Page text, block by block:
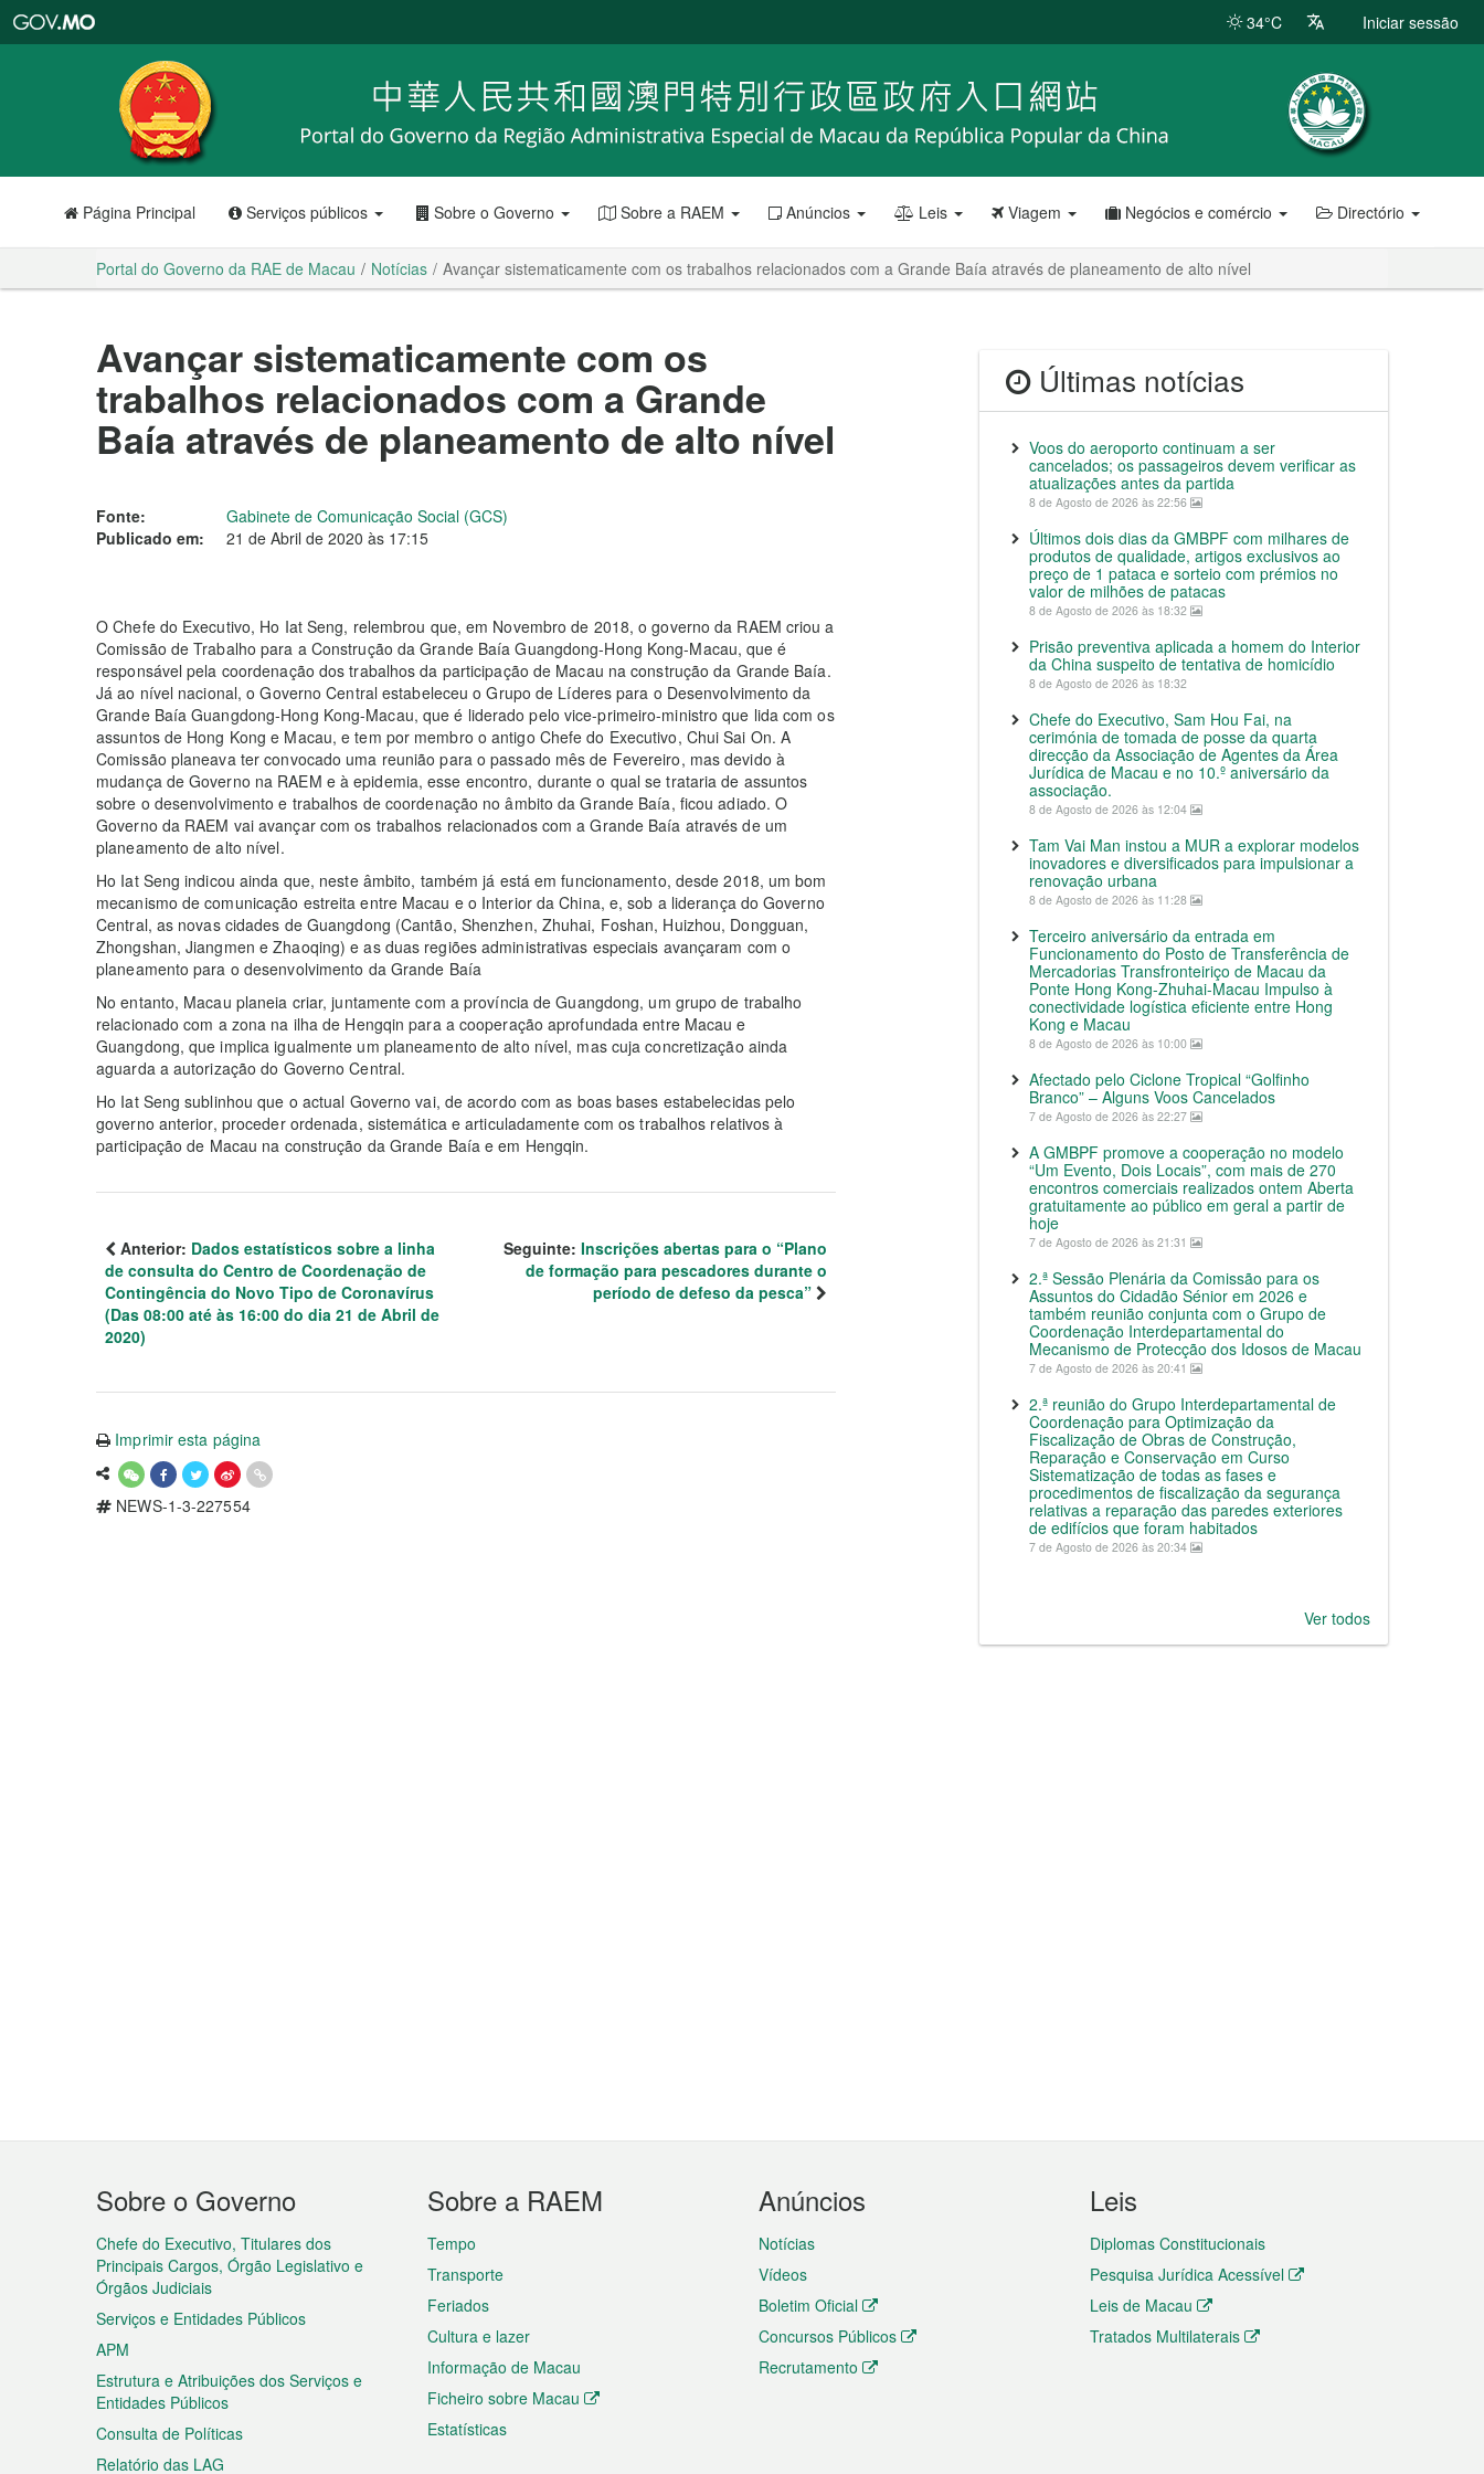
RAE
de
Macau
34°C Iniciar sessão
Página Principal Serviços públicos Sobre o Governo Sobre a RAEM Anúncios Leis Viagem Negócios e comércio Directório
Portal do Governo da RAE de Macau Notícias Avançar sistematicamente com os trabalhos relacionados com a Grande Baía através de planeamento de alto nível
Avançar sistematicamente com os
trabalhos relacionados com a Grande
Baía através de planeamento de alto nível
Fonte:
Gabinete de Comunicação Social (GCS)
Publicado em:
21 de Abril de 2020 às 17:15
O Chefe do Executivo, Ho Iat Seng, relembrou que, em Novembro de 2018, o governo da RAEM criou a
Comissão de Trabalho para a Construção da Grande Baía Guangdong-Hong Kong-Macau, que é
responsável pela coordenação dos trabalhos da participação de Macau na construção da Grande Baía.
Já ao nível nacional, o Governo Central estabeleceu o Grupo de Líderes para o Desenvolvimento da
Grande Baía Guangdong-Hong Kong-Macau, que é liderado pelo vice-primeiro-ministro que lida com os
assuntos de Hong Kong e Macau, e tem por membro o antigo Chefe do Executivo, Chui Sai On. A
Comissão planeava ter convocado uma reunião para o passado mês de Fevereiro, mas devido à
mudança de Governo na RAEM e à epidemia, esse encontro, durante o qual se trataria de assuntos
sobre o desenvolvimento e trabalhos de coordenação no âmbito da Grande Baía, ficou adiado. O
Governo da RAEM vai avançar com os trabalhos relacionados com a Grande Baía através de um
planeamento de alto nível.
Ho Iat Seng indicou ainda que, neste âmbito, também já está em funcionamento, desde 2018, um bom
mecanismo de comunicação estreita entre Macau e o Interior da China, e, sob a liderança do Governo
Central, as novas cidades de Guangdong (Cantão, Shenzhen, Zhuhai, Foshan, Huizhou, Dongguan,
Zhongshan, Jiangmen e Zhaoqing) e as duas regiões administrativas especiais avançaram com o
planeamento para o desenvolvimento da Grande Baía
No entanto, Macau planeia criar, juntamente com a província de Guangdong, um grupo de trabalho
relacionado com a zona na ilha de Hengqin para a cooperação aprofundada entre Macau e
Guangdong, que implica igualmente um planeamento de alto nível, mas cuja concretização ainda
aguarda a autorização do Governo Central.
Ho Iat Seng sublinhou que o actual Governo vai, de acordo com as boas bases estabelecidas pelo
governo anterior, proceder ordenada, sistemática e articuladamente com os trabalhos relativos à
participação de Macau na construção da Grande Baía e em Hengqin.
Anterior: Dados estatísticos sobre a linha
de consulta do Centro de Coordenação de
Contingência do Novo Tipo de Coronavírus
(Das 08:00 até às 16:00 do dia 21 de Abril de
2020)
Seguinte: Inscrições abertas para o “Plano
de formação para pescadores durante o
período de defeso da pesca”
Imprimir esta página
NEWS-1-3-227554
Últimas notícias
Voos do aeroporto continuam a ser
cancelados; os passageiros devem verificar as
atualizações antes da partida
8 de Agosto de 2026 às 22:56
Últimos dois dias da GMBPF com milhares de
produtos de qualidade, artigos exclusivos ao
preço de 1 pataca e sorteio com prémios no
valor de milhões de patacas
8 de Agosto de 2026 às 18:32
Prisão preventiva aplicada a homem do Interior
da China suspeito de tentativa de homicídio
8 de Agosto de 2026 às 18:32
Chefe do Executivo, Sam Hou Fai, na
cerimónia de tomada de posse da quarta
direcção da Associação de Agentes da Área
Jurídica de Macau e no 10.º aniversário da
associação.
8 de Agosto de 2026 às 12:04
Tam Vai Man instou a MUR a explorar modelos
inovadores e diversificados para impulsionar a
renovação urbana
8 de Agosto de 2026 às 11:28
Terceiro aniversário da entrada em
Funcionamento do Posto de Transferência de
Mercadorias Transfronteiriço de Macau da
Ponte Hong Kong-Zhuhai-Macau Impulso à
conectividade logística eficiente entre Hong
Kong e Macau
8 de Agosto de 2026 às 10:00
Afectado pelo Ciclone Tropical “Golfinho
Branco” – Alguns Voos Cancelados
7 de Agosto de 2026 às 22:27
A GMBPF promove a cooperação no modelo
“Um Evento, Dois Locais”, com mais de 270
encontros comerciais realizados ontem Aberta
gratuitamente ao público em geral a partir de
hoje
7 de Agosto de 2026 às 21:31
2.ª Sessão Plenária da Comissão para os
Assuntos do Cidadão Sénior em 2026 e
também reunião conjunta com o Grupo de
Coordenação Interdepartamental do
Mecanismo de Protecção dos Idosos de Macau
7 de Agosto de 2026 às 20:41
2.ª reunião do Grupo Interdepartamental de
Coordenação para Optimização da
Fiscalização de Obras de Construção,
Reparação e Conservação em Curso
Sistematização de todas as fases e
procedimentos de fiscalização da segurança
relativas a reparação das paredes exteriores
de edifícios que foram habitados
7 de Agosto de 2026 às 20:34
Ver todos
Menu
do
rodapé
Sobre o Governo
Chefe do Executivo, Titulares dos
Principais Cargos, Órgão Legislativo e
Órgãos Judiciais
Serviços e Entidades Públicos
APM
Estrutura e Atribuições dos Serviços e
Entidades Públicos
Consulta de Políticas
Relatório das LAG
Sobre a RAEM
Tempo
Transporte
Feriados
Cultura e lazer
Informação de Macau
Ficheiro sobre Macau
Estatísticas
Anúncios
Notícias
Vídeos
Boletim Oficial
Concursos Públicos
Recrutamento
Leis
Diplomas Constitucionais
Pesquisa Jurídica Acessível
Leis de Macau
Tratados Multilaterais